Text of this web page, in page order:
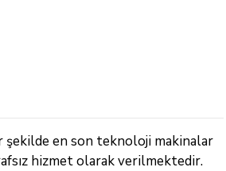
en son teknoloji makinalar
hizmet olarak verilmektedir.